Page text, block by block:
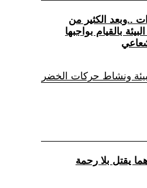
..وبعد الكثير من
بالقيام بواجبها
ونشاط حركات الخضر